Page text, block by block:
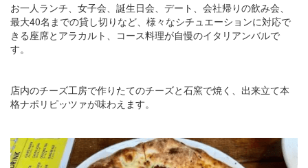
お一人ランチ、女子会、誕生日会、デート、会社帰りの飲み会、
最大40名までの貸し切りなど、様々なシチュエーションに対応で
きる座席とアラカルト、コース料理が自慢のイタリアンバルで
す。
店内のチーズ工房で作りたてのチーズと石窯で焼く、出来立て本
格ナポリピッツァが味わえます。